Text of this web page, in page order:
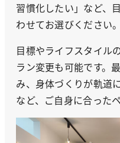
習慣化したい」など、
わせてお選びください。
目標やライフスタイル
ラン変更も可能です。
み、身体づくりが軌道
など、ご自身に合った